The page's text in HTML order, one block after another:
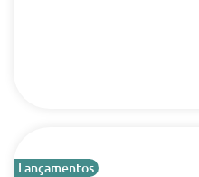
Lançamentos